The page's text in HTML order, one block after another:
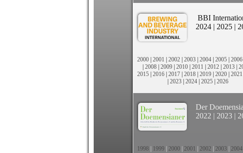
BBI
2024 | 2025 |
2000 | 2001 | 2002 | 2003 | 2004 | 2005 | 2006
| 2008 | 2009 | 2010 | 2011 | 2012 | 2013 |
2015 | 2016 | 2017 | 2018 | 2019 | 2020 | 2021
| 2023| 2024| 2025| 2026
Der
2022 | 2023 |
1998 1999 2000 2001 2002 2003 2004